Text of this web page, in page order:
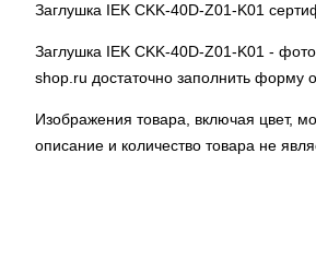
Заглушка IEK CKK-40D-Z01-K01
Заглушка IEK CKK-40D-Z01-K01 -
shop.ru достаточно заполнить форму
Изображения товара, включая цвет,
описание и количество товара не